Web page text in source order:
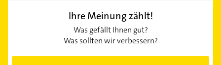
Ihre Meinung zählt!
Was gefällt Ihnen gut?
Was sollten wir verbessern?